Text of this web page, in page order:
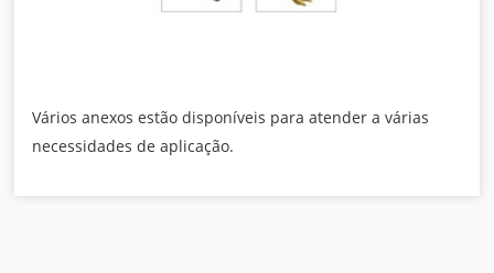
Vários anexos estão disponíveis para atender a várias
necessidades de aplicação.